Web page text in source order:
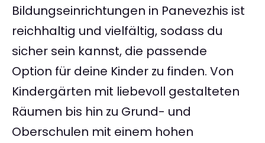
Bildungseinrichtungen in Panevezhis ist
reichhaltig und vielfältig, sodass du
sicher sein kannst, die passende
Option für deine Kinder zu finden. Von
Kindergärten mit liebevoll gestalteten
Räumen bis hin zu Grund- und
Oberschulen mit einem hohen